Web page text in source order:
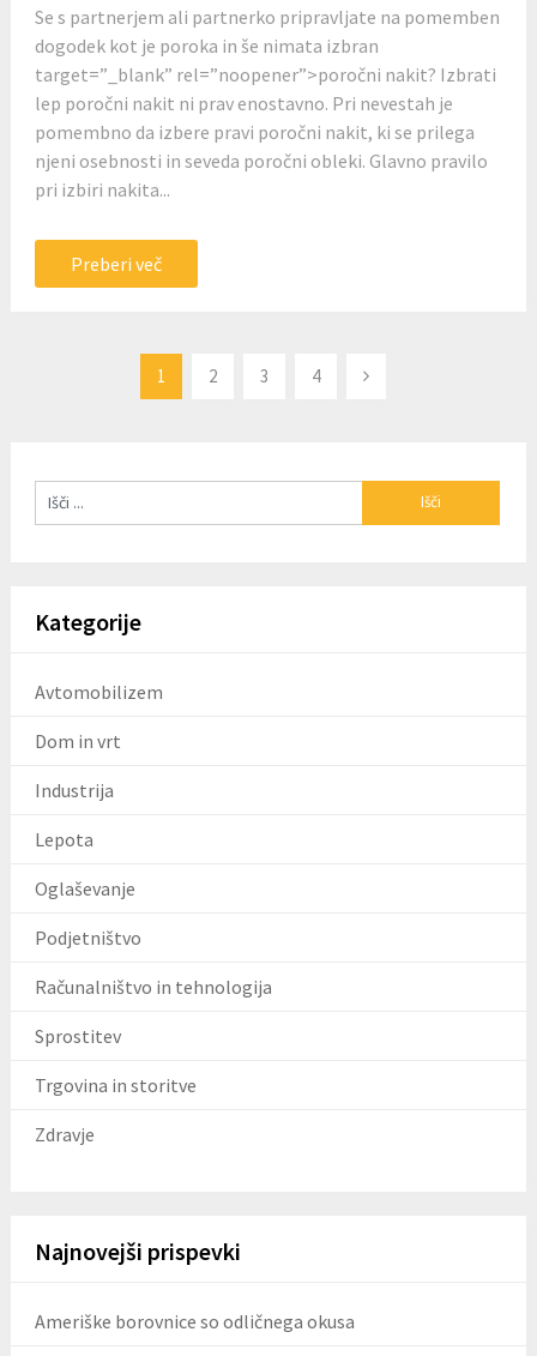
Se s partnerjem ali partnerko pripravljate na pomemben
dogodek kot je poroka in še nimata izbran
target=”_blank” rel=”noopener”>poročni nakit? Izbrati
lep poročni nakit ni prav enostavno. Pri nevestah je
pomembno da izbere pravi poročni nakit, ki se prilega
njeni osebnosti in seveda poročni obleki. Glavno pravilo
pri izbiri nakita...
Preberi več
Številčenje1 2 3 4
Kategorije
Avtomobilizem
Dom in vrt
Industrija
Lepota
Oglaševanje
Podjetništvo
Računalništvo in tehnologija
Sprostitev
Trgovina in storitve
Zdravje
Najnovejši prispevki
Ameriške borovnice so odličnega okusa